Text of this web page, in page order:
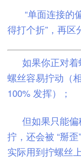
“单面连接的
得打个折”，再
如果你正对着
螺丝容易拧动（
100% 发挥）；
但如果只能偏
拧，还会被 “掰
实际用到拧螺丝